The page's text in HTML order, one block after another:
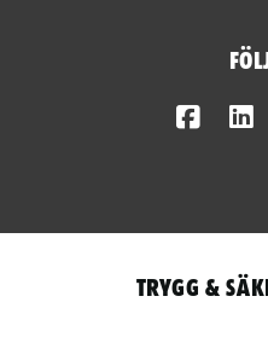
Trygg &